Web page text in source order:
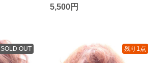
5,500円
SOLD OUT 残り1点